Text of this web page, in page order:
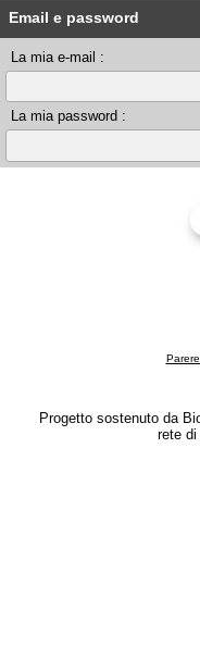
Email e password
La mia e-mail :
La mia password :
Progetto sostenuto da
rete di